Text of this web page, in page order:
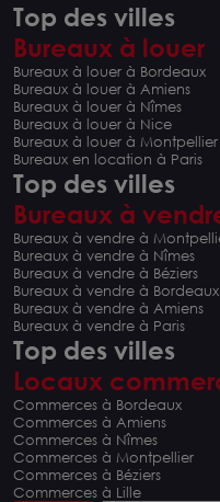
Top des villes
Bureaux à louer
Bureaux à louer à Bordeaux
Bureaux à louer à Amiens
Bureaux à louer à Nîmes
Bureaux à louer à Nice
Bureaux à louer à Montpellier
Bureaux en location à Paris
Top des villes
Bureaux à
Bureaux à vendre à
Bureaux à vendre à Nîmes
Bureaux à vendre à Béziers
Bureaux à vendre à Bordeaux
Bureaux à vendre à Amiens
Bureaux à vendre à Paris
Top des villes
Locaux
Commerces à Bordeaux
Commerces à Amiens
Commerces à Nîmes
Commerces à Montpellier
Commerces à Béziers
Commerces à Lille